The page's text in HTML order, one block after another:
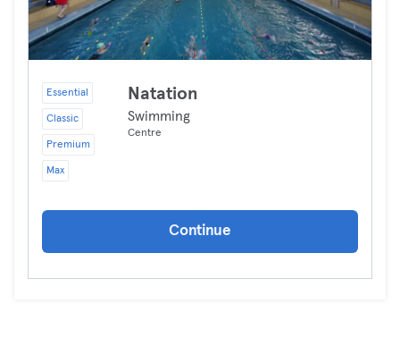
Essential
Classic
Premium
Max
Natation
Swimming
Centre
Continue